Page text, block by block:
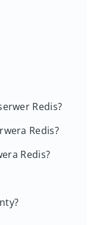
Redis?
Redis?
Redis?